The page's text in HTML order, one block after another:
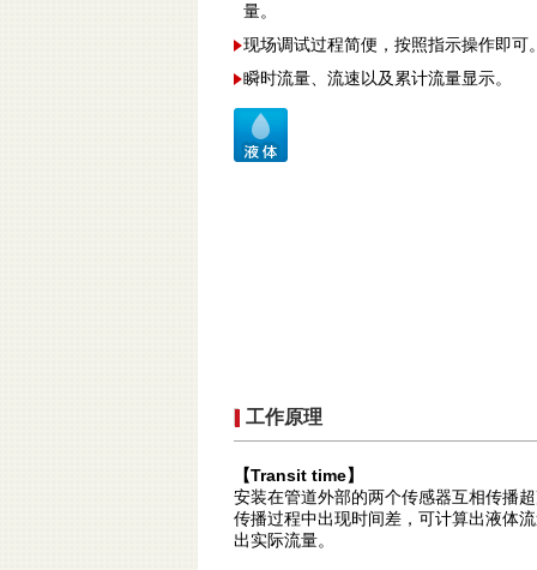
量。
现场调试过程简便，按照指示操作即可
瞬时流量、流速以及累计流量显示。
工作原理
【Transit time】
安装在管道外部的两个传感器互相传播
传播过程中出现时间差，可计算出液体
出实际流量。